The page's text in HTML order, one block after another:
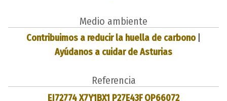
Medio ambiente
Contribuimos a reducir la huella de carbono
Ayúdanos a cuidar de Asturias
Referencia
EJ72774 X7Y1BX1 P27E43F OP66072